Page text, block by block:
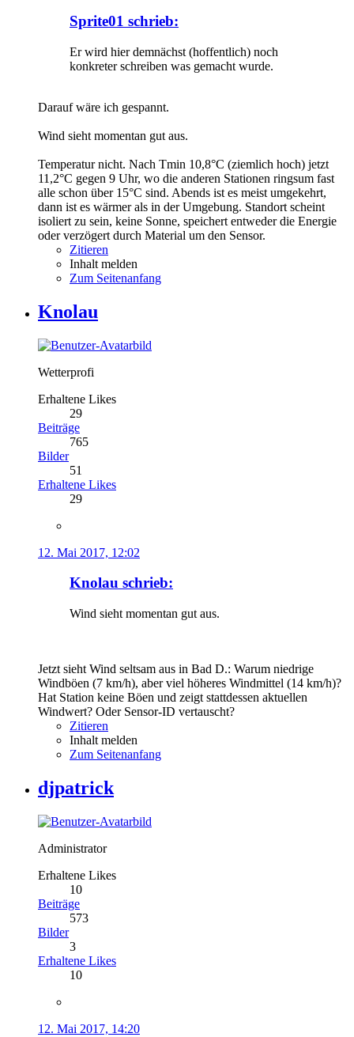
Sprite01 schrieb:
Er wird hier demnächst (hoffentlich) noch
konkreter schreiben was gemacht wurde.
Darauf wäre ich gespannt.
Wind sieht momentan gut aus.
Temperatur nicht. Nach Tmin 10,8°C (ziemlich hoch) jetzt
11,2°C gegen 9 Uhr, wo die anderen Stationen ringsum fast
alle schon über 15°C sind. Abends ist es meist umgekehrt,
dann ist es wärmer als in der Umgebung. Standort scheint
isoliert zu sein, keine Sonne, speichert entweder die Energie
oder verzögert durch Material um den Sensor.
Zitieren
Inhalt melden
Zum Seitenanfang
Knolau
Wetterprofi
Erhaltene Likes
29
Beiträge
765
Bilder
51
Erhaltene Likes
29
12. Mai 2017, 12:02
Knolau schrieb:
Wind sieht momentan gut aus.
Jetzt sieht Wind seltsam aus in Bad D.: Warum niedrige
Windböen (7 km/h), aber viel höheres Windmittel (14 km/h)?
Hat Station keine Böen und zeigt stattdessen aktuellen
Windwert? Oder Sensor-ID vertauscht?
Zitieren
Inhalt melden
Zum Seitenanfang
djpatrick
Administrator
Erhaltene Likes
10
Beiträge
573
Bilder
3
Erhaltene Likes
10
12. Mai 2017, 14:20